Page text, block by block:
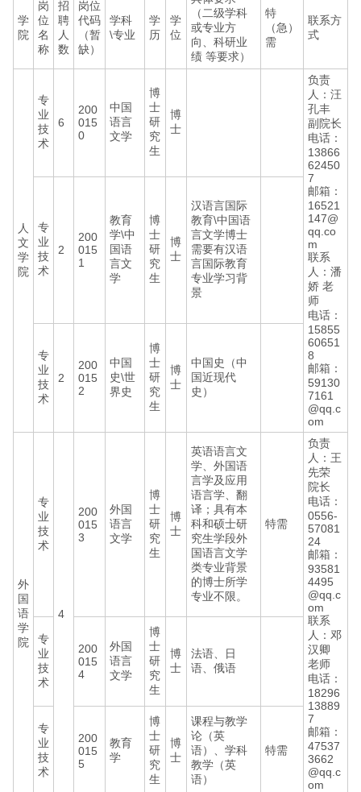
学
院
岗
位
名
称
招
聘
人
数
岗位
代码
（暂
缺）
学科
\专业
学
历
学
位
（二级学科
或专业方
向、科研业
绩 等要求）
特
（急）
需
联系方
式
人
文
学
院
专
业
技
术
6
200
015
0
中国
语言
文学
博
士
研
究
生
博
士
负责
人：汪
孔丰
副院长
电话：
13866
62450
7
邮箱：
16521
147@
qq.co
m
联系
人：潘
娇 老
师
电话：
15855
60651
8
邮箱：
59130
7161
@qq.c
om
专
业
技
术
2
200
015
1
教育
学\中
国语
言文
学
博
士
研
究
生
博
士
汉语言国际
教育\中国语
言文学博士
需要有汉语
言国际教育
专业学习背
景
专
业
技
术
2
200
015
2
中国
史\世
界史
博
士
研
究
生
博
士
中国史（中
国近现代
史）
外
国
语
学
院
专
业
技
术
4
200
015
3
外国
语言
文学
博
士
研
究
生
博
士
英语语言文
学、外国语
言学及应用
语言学、翻
译；具有本
科和硕士研
究生学段外
国语言文学
类专业背景
的博士所学
专业不限。
特需
负责
人：王
先荣
院长
电话：
0556-
57081
24
邮箱：
93581
4495
@qq.c
om
联系
人：邓
汉卿
老师
电话：
18296
13889
7
邮箱：
47537
3662
@qq.c
om
专
业
技
术
200
015
4
外国
语言
文学
博
士
研
究
生
博
士
法语、日
语、俄语
专
业
技
术
200
015
5
教育
学
博
士
研
究
生
博
士
课程与教学
论（英
语）、学科
教学（英
语）
特需